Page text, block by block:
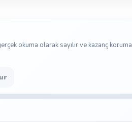
okuma olarak sayılır ve kazanç koruma